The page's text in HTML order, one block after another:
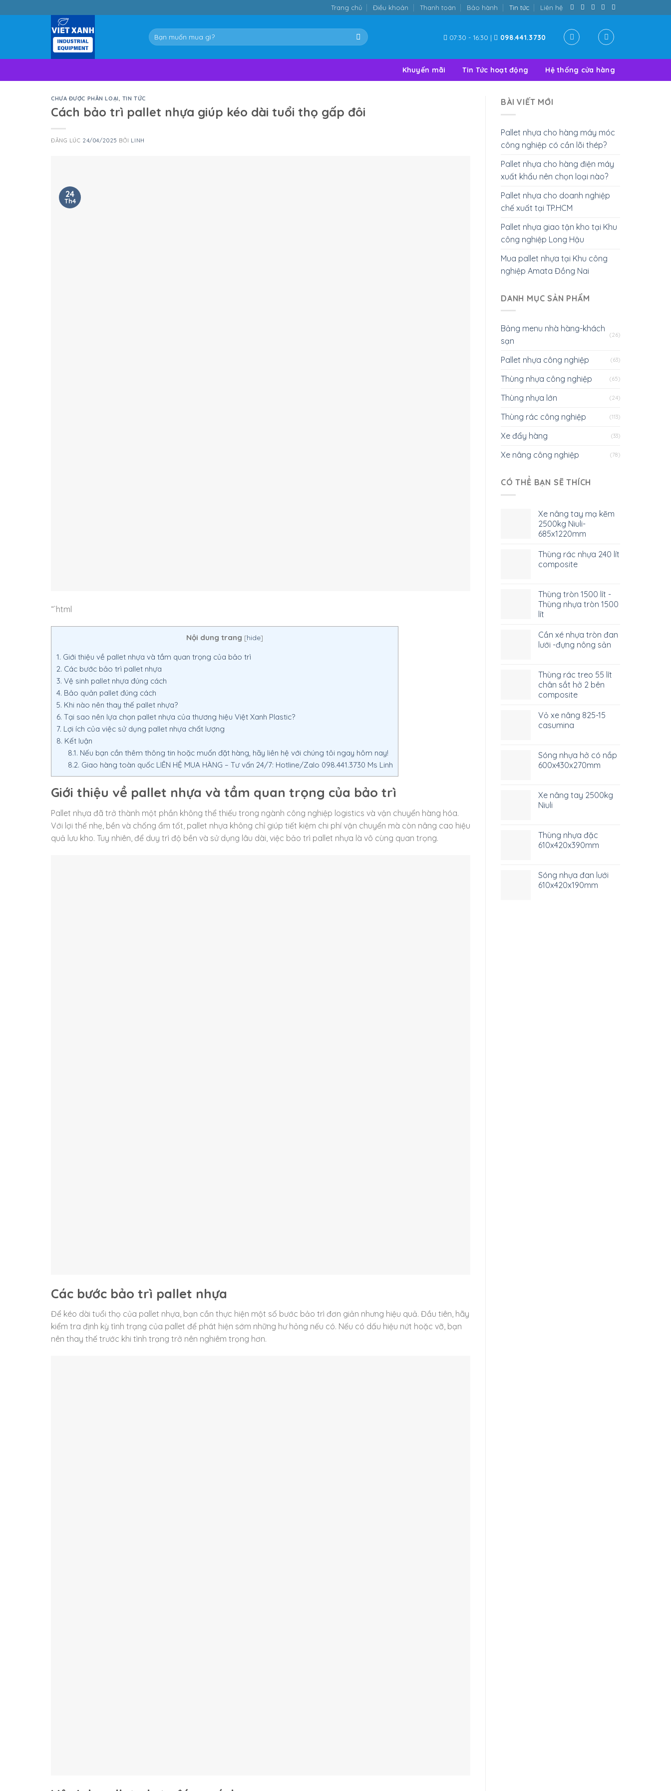
to
Trang chủ Điều khoản Thanh toán Bảo hành Tin tức Liên hệ
Tìm
kiếm:
07:30 - 16:30 | 098.441.3730
Khuyến mãi Tin Tức hoạt động Hệ thống cửa hàng
CHƯA ĐƯỢC PHÂN LOẠI, TIN TỨC
Cách bảo trì pallet nhựa giúp kéo dài tuổi thọ gấp đôi
ĐĂNG LÚC 24/04/2025 BỞI LINH
24
Th4
“`html
Nội dung trang [hide]
1. Giới thiệu về pallet nhựa và tầm quan trọng của bảo trì
2. Các bước bảo trì pallet nhựa
3. Vệ sinh pallet nhựa đúng cách
4. Bảo quản pallet đúng cách
5. Khi nào nên thay thế pallet nhựa?
6. Tại sao nên lựa chọn pallet nhựa của thương hiệu Việt Xanh Plastic?
7. Lợi ích của việc sử dụng pallet nhựa chất lượng
8. Kết luận
8.1. Nếu bạn cần thêm thông tin hoặc muốn đặt hàng, hãy liên hệ với chúng tôi ngay hôm nay!
8.2. Giao hàng toàn quốc LIÊN HỆ MUA HÀNG – Tư vấn 24/7: Hotline/Zalo 098.441.3730 Ms Linh
Giới thiệu về pallet nhựa và tầm quan trọng của bảo trì
Pallet nhựa đã trở thành một phần không thể thiếu trong ngành công nghiệp logistics và vận chuyển hàng hóa.
Với lợi thế nhẹ, bền và chống ẩm tốt, pallet nhựa không chỉ giúp tiết kiệm chi phí vận chuyển mà còn nâng cao hiệu
quả lưu kho. Tuy nhiên, để duy trì độ bền và sử dụng lâu dài, việc bảo trì pallet nhựa là vô cùng quan trọng.
Các bước bảo trì pallet nhựa
Để kéo dài tuổi thọ của pallet nhựa, bạn cần thực hiện một số bước bảo trì đơn giản nhưng hiệu quả. Đầu tiên, hãy
kiểm tra định kỳ tình trạng của pallet để phát hiện sớm những hư hỏng nếu có. Nếu có dấu hiệu nứt hoặc vỡ, bạn
nên thay thế trước khi tình trạng trở nên nghiêm trọng hơn.
BÀI VIẾT MỚI
Pallet nhựa cho hàng máy móc
công nghiệp có cần lõi thép?
Pallet nhựa cho hàng điện máy
xuất khẩu nên chọn loại nào?
Pallet nhựa cho doanh nghiệp
chế xuất tại TP.HCM
Pallet nhựa giao tận kho tại Khu
công nghiệp Long Hậu
Mua pallet nhựa tại Khu công
nghiệp Amata Đồng Nai
DANH MỤC SẢN PHẨM
Bảng menu nhà hàng-khách
sạn
(26)
Pallet nhựa công nghiệp (63)
Thùng nhựa công nghiệp (65)
Thùng nhựa lớn (24)
Thùng rác công nghiệp (113)
Xe đẩy hàng (33)
Xe nâng công nghiệp (78)
CÓ THỂ BẠN SẼ THÍCH
Xe nâng tay mạ kẽm
2500kg Niuli-
685x1220mm
Thùng rác nhựa 240 lít
composite
Thùng tròn 1500 lít -
Thùng nhựa tròn 1500
lít
Cần xé nhựa tròn đan
lưới -đựng nông sản
Thùng rác treo 55 lít
chân sắt hở 2 bên
composite
Vỏ xe nâng 825-15
casumina
Sóng nhựa hở có nắp
600x430x270mm
Xe nâng tay 2500kg
Niuli
Thùng nhựa đặc
610x420x390mm
Sóng nhựa đan lưới
610x420x190mm